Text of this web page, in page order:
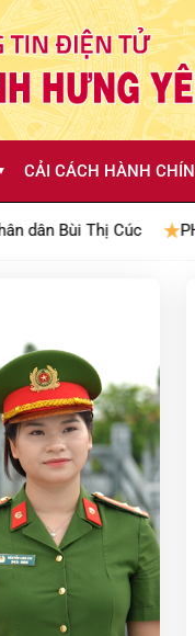
CẢI CÁCH HÀNH
PHÁT HUY TRUYỀN